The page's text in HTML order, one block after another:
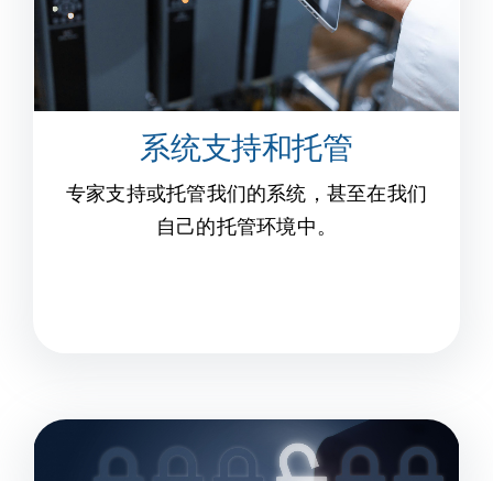
系统支持和托管
专家支持或托管我们的系统，甚至在我们
自己的托管环境中。